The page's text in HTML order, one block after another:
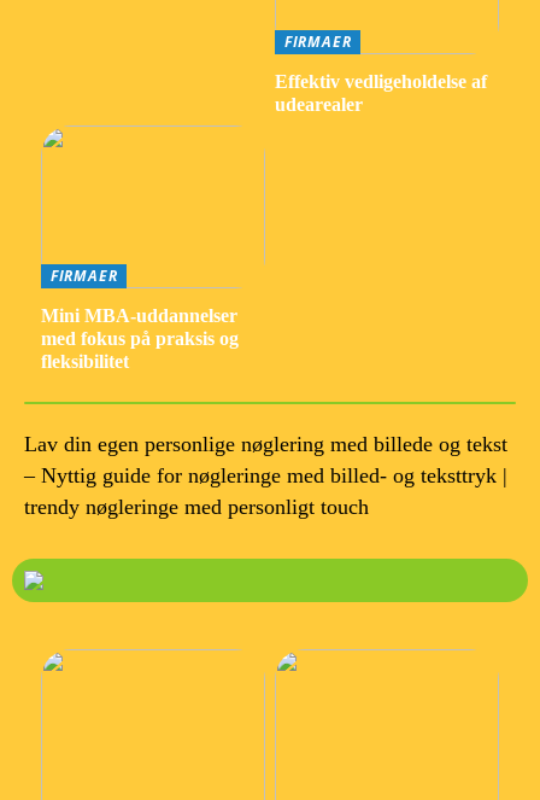
FIRMAER
Effektiv vedligeholdelse af
udearealer
FIRMAER
Mini MBA-uddannelser
med fokus på praksis og
fleksibilitet
Lav din egen personlige nøglering med billede og tekst
– Nyttig guide for nøgleringe med billed- og teksttryk |
trendy nøgleringe med personligt touch